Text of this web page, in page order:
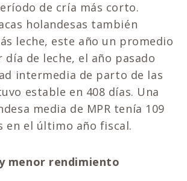
de cría más corto.
holandesas también
leche, este año un promedio
día de leche, el año pasado
intermedia de parto de las
estable en 408 días. Una
media de MPR tenía 109
en el último año fiscal.
menor rendimiento